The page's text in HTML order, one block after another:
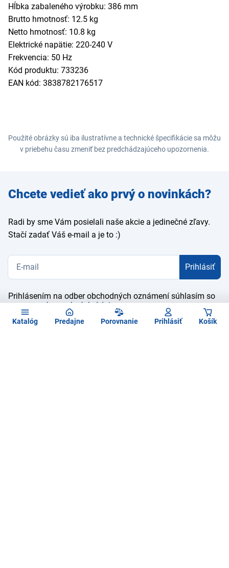
Katalóg Predajne Porovnanie Prihlásiť Košík
Hĺbka zabaleného výrobku: 386 mm
Brutto hmotnosť: 12.5 kg
Netto hmotnosť: 10.8 kg
Elektrické napätie: 220-240 V
Frekvencia: 50 Hz
Kód produktu: 733236
EAN kód: 3838782176517
Použité obrázky sú iba ilustratívne a technické špecifikácie sa môžu
v priebehu času zmeniť bez predchádzajúceho upozornenia.
Zadajte
e-mail
Chcete vedieť ako prvý o novinkách?
Radi by sme Vám posielali naše akcie a jedinečné zľavy.
Stačí zadať Váš e-mail a je to :)
Prihlásiť
Prihlásením na odber obchodných oznámení súhlasím so
spracovaním osobných údajov